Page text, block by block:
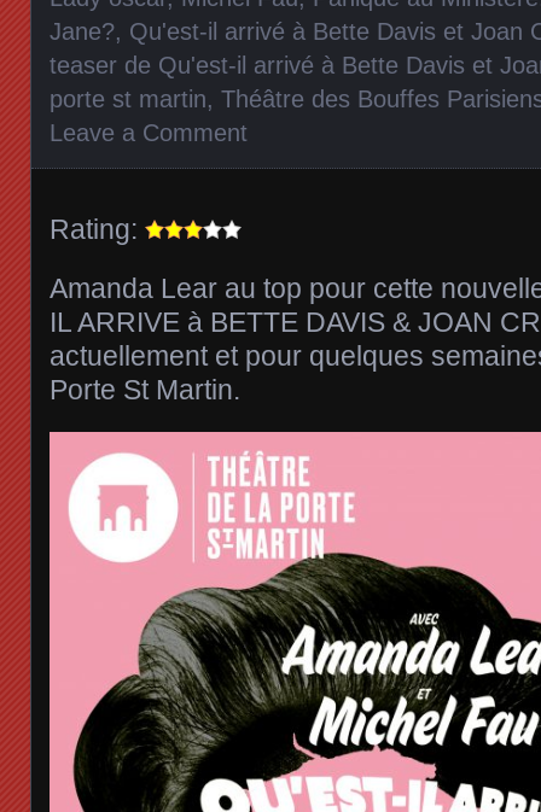
Jane?, Qu'est-il arrivé à Bette Davis et Joan
teaser de Qu'est-il arrivé à Bette Davis et
porte st martin, Théâtre des Bouffes
Leave a Comment
Rating:
Amanda Lear au top pour cette
IL ARRIVE à BETTE DAVIS & JOAN
actuellement et pour quelques
Porte St Martin.